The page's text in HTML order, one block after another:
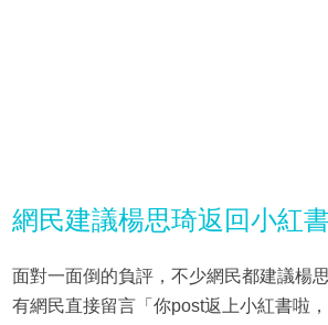
網民建議楊思琦返回小紅
面對一面倒的負評，不少網民都建議楊
有網民直接留言「你post返上小紅書啦